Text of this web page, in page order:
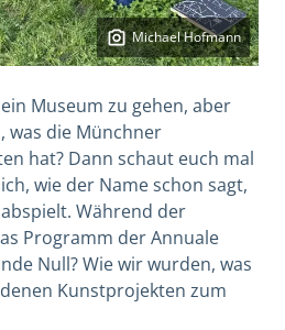
Michael Hofmann
Museum zu gehen, aber
was die Münchner
hat? Dann schaut euch mal
wie der Name schon sagt,
Während der
Programm der Annuale
Null? Wie wir wurden, was
Kunstprojekten zum